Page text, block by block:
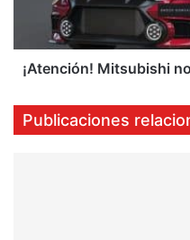
Evolution
¡Atención! Mitsubishi
Publicaciones